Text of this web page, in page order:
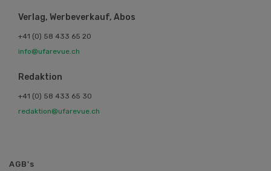
Verlag, Werbeverkauf, Abos
+41 (0) 58 433 65 20
info@ufarevue.ch
Redaktion
+41 (0) 58 433 65 30
redaktion@ufarevue.ch
AGB's